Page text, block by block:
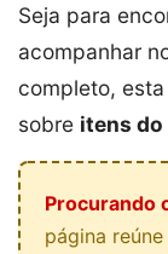
Seja para
acompanhar
completo,
sobre itens do
Procurando
página